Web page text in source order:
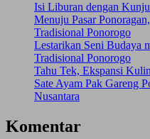
Isi Liburan dengan
Menuju Pasar
Tradisional Ponorogo
Lestarikan Seni Budaya
Tradisional Ponorogo
Tahu Tek, Ekspansi
Sate Ayam Pak Gareng
Nusantara
Komentar